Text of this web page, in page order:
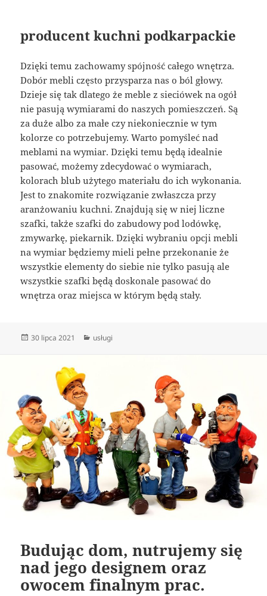
producent kuchni podkarpackie
Dzięki temu zachowamy spójność całego wnętrza.
Dobór mebli często przysparza nas o ból głowy.
Dzieje się tak dlatego że meble z sieciówek na ogół
nie pasują wymiarami do naszych pomieszczeń. Są
za duże albo za małe czy niekoniecznie w tym
kolorze co potrzebujemy. Warto pomyśleć nad
meblami na wymiar. Dzięki temu będą idealnie
pasować, możemy zdecydować o wymiarach,
kolorach blub użytego materiału do ich wykonania.
Jest to znakomite rozwiązanie zwłaszcza przy
aranżowaniu kuchni. Znajdują się w niej liczne
szafki, także szafki do zabudowy pod lodówkę,
zmywarkę, piekarnik. Dzięki wybraniu opcji mebli
na wymiar będziemy mieli pełne przekonanie że
wszystkie elementy do siebie nie tylko pasują ale
wszystkie szafki będą doskonale pasować do
wnętrza oraz miejsca w którym będą stały.
Data
30 lipca 2021 Kategorie
usługi
Budując dom, nutrujemy się
nad jego designem oraz
owocem finalnym prac.